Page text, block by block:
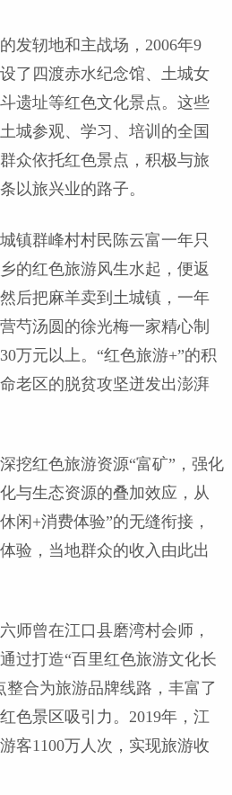
发轫地和主战场，2006年9
了四渡赤水纪念馆、土城女
遗址等红色文化景点。这些
城参观、学习、培训的全国
众依托红色景点，积极与旅
以旅兴业的路子。
镇群峰村村民陈云富一年只
的红色旅游风生水起，便返
后把麻羊卖到土城镇，一年
芍汤圆的徐光梅一家精心制
万元以上。“红色旅游+”的积
老区的脱贫攻坚迸发出澎湃
挖红色旅游资源“富矿”，强化
与生态资源的叠加效应，从
闲+消费体验”的无缝衔接，
验，当地群众的收入由此出
师曾在江口县磨湾村会师，
过打造“百里红色旅游文化长
整合为旅游品牌线路，丰富了
色景区吸引力。2019年，江
客1100万人次，实现旅游收